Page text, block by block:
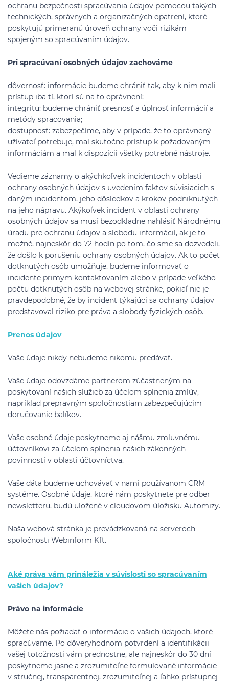
ochranu bezpečnosti spracúvania údajov pomocou takých
technických, správnych a organizačných opatrení, ktoré
poskytujú primeranú úroveň ochrany voči rizikám
spojeným so spracúvaním údajov.
Pri spracúvaní osobných údajov zachováme
dôvernosť: informácie budeme chrániť tak, aby k nim mali
prístup iba tí, ktorí sú na to oprávnení;
integritu: budeme chrániť presnosť a úplnosť informácií a
metódy spracovania;
dostupnosť: zabezpečíme, aby v prípade, že to oprávnený
užívateľ potrebuje, mal skutočne prístup k požadovaným
informáciám a mal k dispozícii všetky potrebné nástroje.
Vedieme záznamy o akýchkoľvek incidentoch v oblasti
ochrany osobných údajov s uvedením faktov súvisiacich s
daným incidentom, jeho dôsledkov a krokov podniknutých
na jeho nápravu. Akýkoľvek incident v oblasti ochrany
osobných údajov sa musí bezodkladne nahlásiť Národnému
úradu pre ochranu údajov a slobodu informácií, ak je to
možné, najneskôr do 72 hodín po tom, čo sme sa dozvedeli,
že došlo k porušeniu ochrany osobných údajov. Ak to počet
dotknutých osôb umožňuje, budeme informovať o
incidente primym kontaktovaním alebo v prípade veľkého
počtu dotknutých osôb na webovej stránke, pokiaľ nie je
pravdepodobné, že by incident týkajúci sa ochrany údajov
predstavoval riziko pre práva a slobody fyzických osôb.
Prenos údajov
Vaše údaje nikdy nebudeme nikomu predávať.
Vaše údaje odovzdáme partnerom zúčastneným na
poskytovaní našich služieb za účelom splnenia zmlúv,
napríklad prepravným spoločnostiam zabezpečujúcim
doručovanie balíkov.
Vaše osobné údaje poskytneme aj nášmu zmluvnému
účtovníkovi za účelom splnenia našich zákonných
povinností v oblasti účtovníctva.
Vaše dáta budeme uchovávať v nami používanom CRM
systéme. Osobné údaje, ktoré nám poskytnete pre odber
newsletteru, budú uložené v cloudovom úložisku Automizy.
Naša webová stránka je prevádzkovaná na serveroch
spoločnosti Webinform Kft.
Aké práva vám prináležia v súvislosti so spracúvaním
vašich údajov?
Právo na informácie
Môžete nás požiadať o informácie o vašich údajoch, ktoré
spracúvame. Po dôveryhodnom potvrdení a identifikácii
vašej totožnosti vám prednostne, ale najneskôr do 30 dní
poskytneme jasne a zrozumiteľne formulované informácie
v stručnej, transparentnej, zrozumiteľnej a ľahko prístupnej